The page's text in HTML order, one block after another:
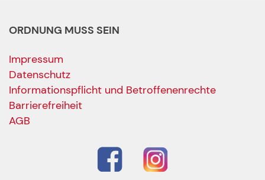
ORDNUNG MUSS SEIN
Impressum
Datenschutz
Informationspflicht und Betroffenenrechte
Barrierefreiheit
AGB